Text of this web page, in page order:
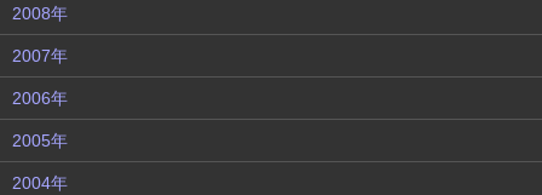
2008年
2007年
2006年
2005年
2004年